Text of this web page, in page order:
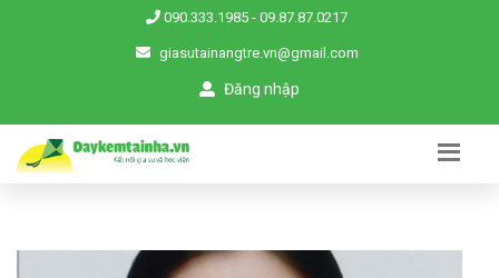
090.333.1985 - 09.87.87.0217
giasutainangtre.vn@gmail.com
Đăng nhập